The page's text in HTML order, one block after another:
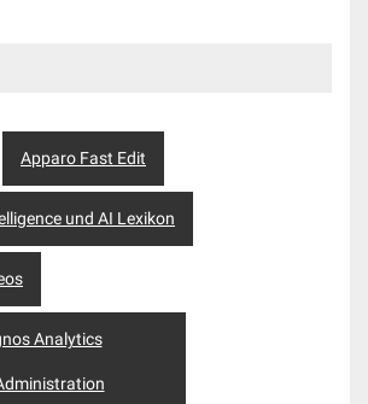
Apparo Fast Edit
und AI Lexikon
Analytics